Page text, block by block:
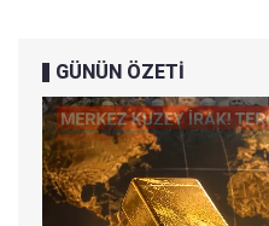
GÜNÜN ÖZETİ